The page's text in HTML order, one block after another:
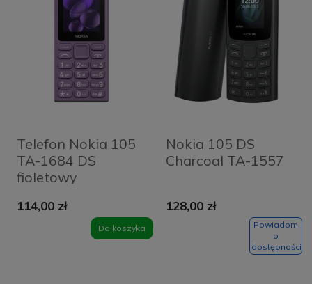
Telefon Nokia 105
TA-1684 DS
fioletowy
114,00 zł
Do koszyka
Nokia 105 DS
Charcoal TA-1557
128,00 zł
Powiadom
o
dostępności